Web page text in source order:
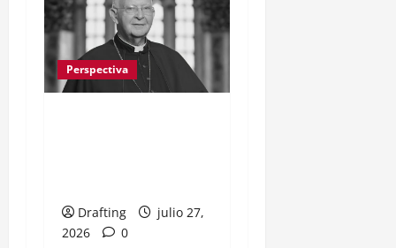
Perspectiva
Drafting
julio 27,
2026
0